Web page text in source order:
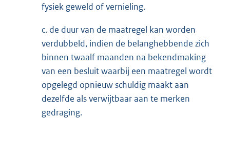
fysiek geweld of vernieling.
c. de duur van de maatregel kan worden
verdubbeld, indien de belanghebbende zich
binnen twaalf maanden na bekendmaking
van een besluit waarbij een maatregel wordt
opgelegd opnieuw schuldig maakt aan
dezelfde als verwijtbaar aan te merken
gedraging.